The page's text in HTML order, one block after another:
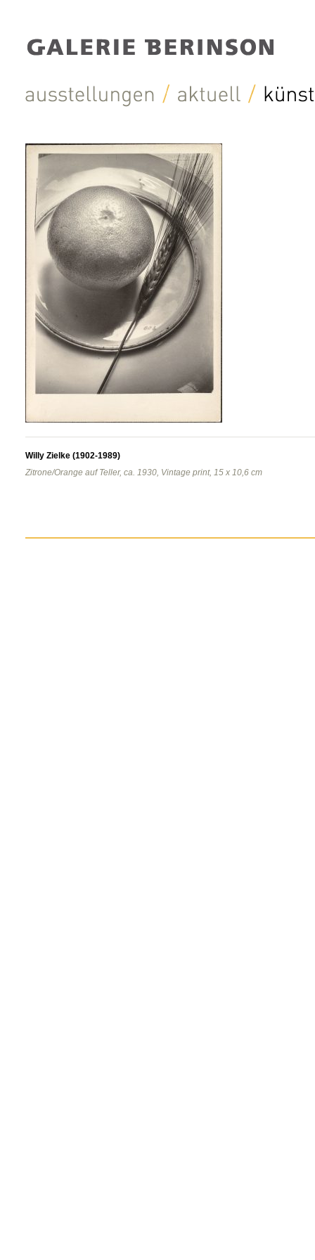
Willy Zielke (1902-1989)
Zitrone/Orange auf Teller, ca. 1930, Vintage print, 15 x 10,6 cm